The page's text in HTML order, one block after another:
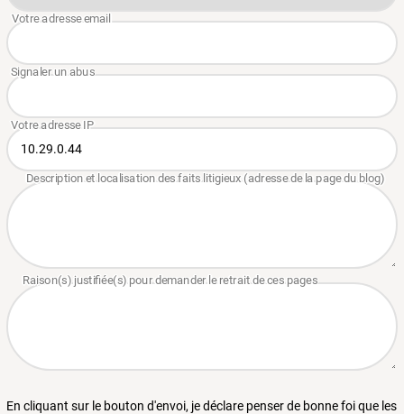
En cliquant sur le bouton d'envoi, je déclare penser de bonne foi que les